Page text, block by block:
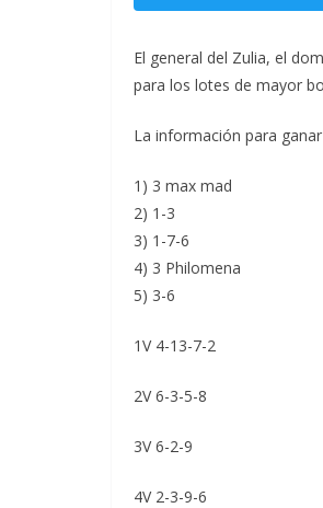
El general del Zulia, el
para los lotes de mayor
La información para
1) 3 max mad
2) 1-3
3) 1-7-6
4) 3 Philomena
5) 3-6
1V 4-13-7-2
2V 6-3-5-8
3V 6-2-9
4V 2-3-9-6